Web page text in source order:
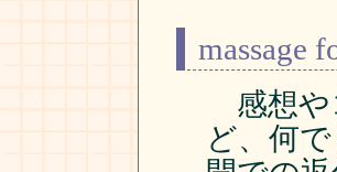
massage
感想や
ど、何